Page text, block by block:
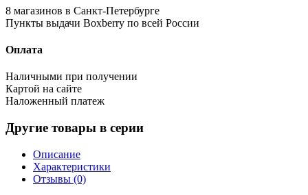
8 магазинов в Санкт-Петербурге
Пункты выдачи Boxberry по всей России
Оплата
Наличными при получении
Картой на сайте
Наложенный платеж
Другие товары в серии
Описание
Характеристики
Отзывы (0)